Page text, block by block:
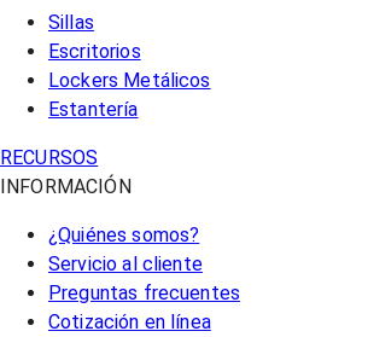
Sillas
Escritorios
Lockers Metálicos
Estantería
RECURSOS
INFORMACIÓN
¿Quiénes somos?
Servicio al cliente
Preguntas frecuentes
Cotización en línea